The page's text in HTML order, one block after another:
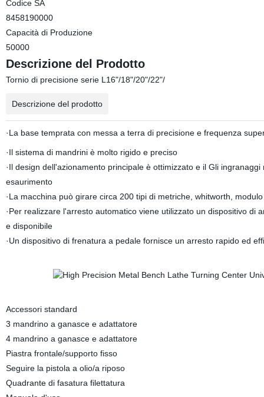
Codice SA
8458190000
Capacità di Produzione
50000
Descrizione del Prodotto
Tornio di precisione serie L16"/18"/20"/22"/
Descrizione del prodotto
·La base temprata con messa a terra di precisione e frequenza
·Il sistema di mandrini è molto rigido e preciso
·Il design dell'azionamento principale è ottimizzato e il Gli
esaurimento
·La macchina può girare circa 200 tipi di metriche, whitworth,
·Per realizzare l'arresto automatico viene utilizzato un dispositivo
e disponibile
·Un dispositivo di frenatura a pedale fornisce un arresto rapido ed
Accessori standard
3 mandrino a ganasce e adattatore
4 mandrino a ganasce e adattatore
Piastra frontale/supporto fisso
Seguire la pistola a olio/a riposo
Quadrante di fasatura filettatura